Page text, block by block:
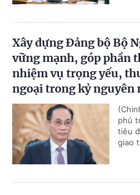
Xây dựng Đảng bộ Bộ
vững mạnh, góp phần
nhiệm vụ trọng yếu,
ngoại trong kỷ nguyên
phủ
tiêu
giao